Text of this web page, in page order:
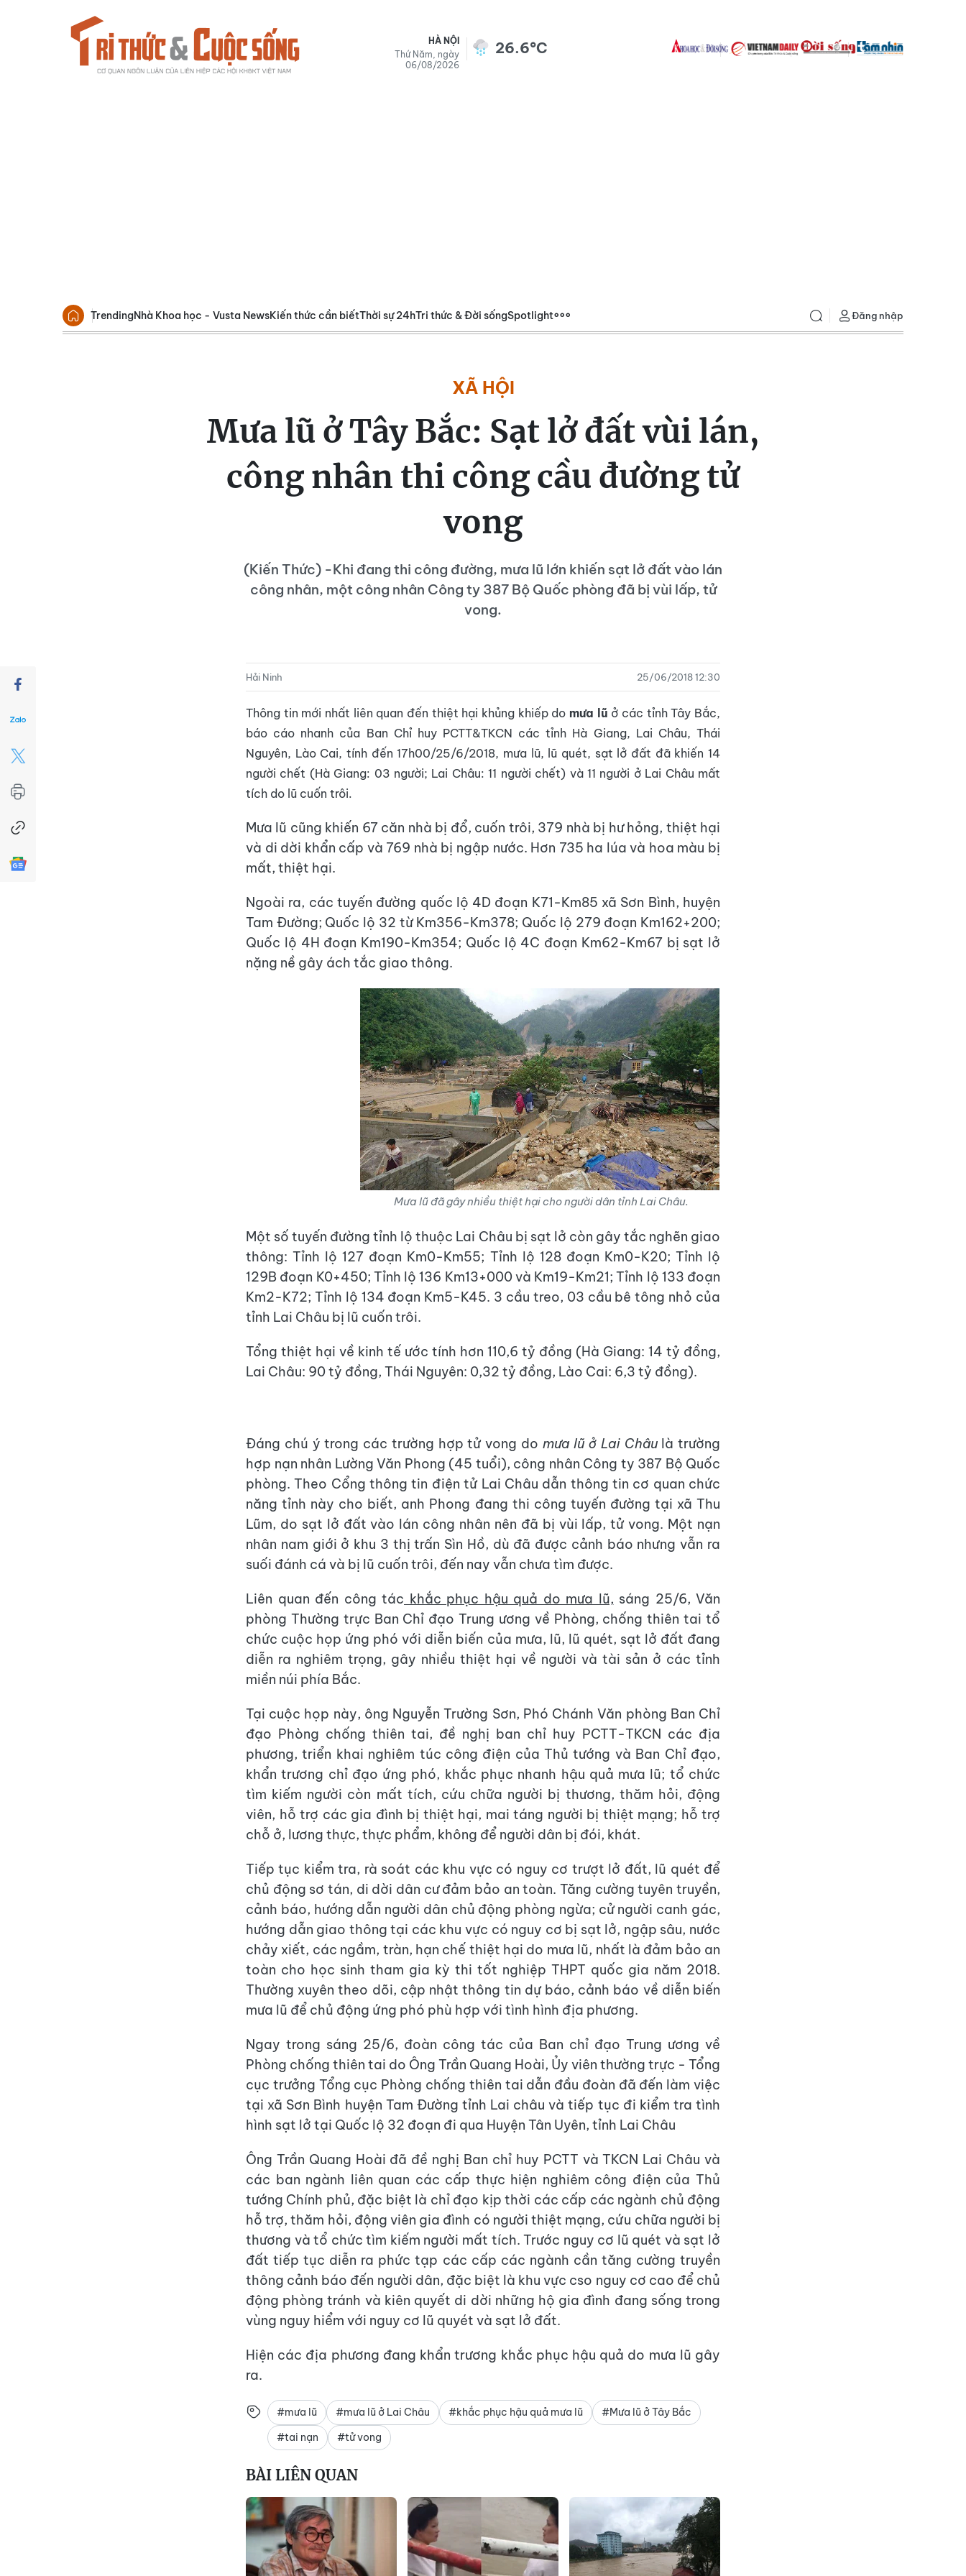
HÀ NỘI
Thứ Năm, ngày
06/08/2026
26.6°C
TrendingNhà Khoa học - Vusta NewsKiến thức cần biếtThời sự 24hTri thức & Đời sốngSpotlight Đăng nhập
XÃ HỘI
Mưa lũ ở Tây Bắc: Sạt lở đất vùi lán,
công nhân thi công cầu đường tử
vong
(Kiến Thức) -Khi đang thi công đường, mưa lũ lớn khiến sạt lở đất vào lán
công nhân, một công nhân Công ty 387 Bộ Quốc phòng đã bị vùi lấp, tử
vong.
Hải Ninh 25/06/2018 12:30
Thông tin mới nhất liên quan đến thiệt hại khủng khiếp do mưa lũ ở các tỉnh Tây Bắc,
báo cáo nhanh của Ban Chỉ huy PCTT&TKCN các tỉnh Hà Giang, Lai Châu, Thái
Nguyên, Lào Cai, tính đến 17h00/25/6/2018, mưa lũ, lũ quét, sạt lở đất đã khiến 14
người chết (Hà Giang: 03 người; Lai Châu: 11 người chết) và 11 người ở Lai Châu mất
tích do lũ cuốn trôi.
Mưa lũ cũng khiến 67 căn nhà bị đổ, cuốn trôi, 379 nhà bị hư hỏng, thiệt hại
và di dời khẩn cấp và 769 nhà bị ngập nước. Hơn 735 ha lúa và hoa màu bị
mất, thiệt hại.
Ngoài ra, các tuyến đường quốc lộ 4D đoạn K71-Km85 xã Sơn Bình, huyện
Tam Đường; Quốc lộ 32 từ Km356-Km378; Quốc lộ 279 đoạn Km162+200;
Quốc lộ 4H đoạn Km190-Km354; Quốc lộ 4C đoạn Km62-Km67 bị sạt lở
nặng nề gây ách tắc giao thông.
Mưa lũ đã gây nhiều thiệt hại cho người dân tỉnh Lai Châu.
Một số tuyến đường tỉnh lộ thuộc Lai Châu bị sạt lở còn gây tắc nghẽn giao
thông: Tỉnh lộ 127 đoạn Km0-Km55; Tỉnh lộ 128 đoạn Km0-K20; Tỉnh lộ
129B đoạn K0+450; Tỉnh lộ 136 Km13+000 và Km19-Km21; Tỉnh lộ 133 đoạn
Km2-K72; Tỉnh lộ 134 đoạn Km5-K45. 3 cầu treo, 03 cầu bê tông nhỏ của
tỉnh Lai Châu bị lũ cuốn trôi.
Tổng thiệt hại về kinh tế ước tính hơn 110,6 tỷ đồng (Hà Giang: 14 tỷ đồng,
Lai Châu: 90 tỷ đồng, Thái Nguyên: 0,32 tỷ đồng, Lào Cai: 6,3 tỷ đồng).
Đáng chú ý trong các trường hợp tử vong do mưa lũ ở Lai Châulà trường
hợp nạn nhân Lường Văn Phong (45 tuổi), công nhân Công ty 387 Bộ Quốc
phòng. Theo Cổng thông tin điện tử Lai Châu dẫn thông tin cơ quan chức
năng tỉnh này cho biết, anh Phong đang thi công tuyến đường tại xã Thu
Lũm, do sạt lở đất vào lán công nhân nên đã bị vùi lấp, tử vong. Một nạn
nhân nam giới ở khu 3 thị trấn Sìn Hồ, dù đã được cảnh báo nhưng vẫn ra
suối đánh cá và bị lũ cuốn trôi, đến nay vẫn chưa tìm được.
Liên quan đến công tác khắc phục hậu quả do mưa lũ, sáng 25/6, Văn
phòng Thường trực Ban Chỉ đạo Trung ương về Phòng, chống thiên tai tổ
chức cuộc họp ứng phó với diễn biến của mưa, lũ, lũ quét, sạt lở đất đang
diễn ra nghiêm trọng, gây nhiều thiệt hại về người và tài sản ở các tỉnh
miền núi phía Bắc.
Tại cuộc họp này, ông Nguyễn Trường Sơn, Phó Chánh Văn phòng Ban Chỉ
đạo Phòng chống thiên tai, đề nghị ban chỉ huy PCTT-TKCN các địa
phương, triển khai nghiêm túc công điện của Thủ tướng và Ban Chỉ đạo,
khẩn trương chỉ đạo ứng phó, khắc phục nhanh hậu quả mưa lũ; tổ chức
tìm kiếm người còn mất tích, cứu chữa người bị thương, thăm hỏi, động
viên, hỗ trợ các gia đình bị thiệt hại, mai táng người bị thiệt mạng; hỗ trợ
chỗ ở, lương thực, thực phẩm, không để người dân bị đói, khát.
Tiếp tục kiểm tra, rà soát các khu vực có nguy cơ trượt lở đất, lũ quét để
chủ động sơ tán, di dời dân cư đảm bảo an toàn. Tăng cường tuyên truyền,
cảnh báo, hướng dẫn người dân chủ động phòng ngừa; cử người canh gác,
hướng dẫn giao thông tại các khu vực có nguy cơ bị sạt lở, ngập sâu, nước
chảy xiết, các ngầm, tràn, hạn chế thiệt hại do mưa lũ, nhất là đảm bảo an
toàn cho học sinh tham gia kỳ thi tốt nghiệp THPT quốc gia năm 2018.
Thường xuyên theo dõi, cập nhật thông tin dự báo, cảnh báo về diễn biến
mưa lũ để chủ động ứng phó phù hợp với tình hình địa phương.
Ngay trong sáng 25/6, đoàn công tác của Ban chỉ đạo Trung ương về
Phòng chống thiên tai do Ông Trần Quang Hoài, Ủy viên thường trực - Tổng
cục trưởng Tổng cục Phòng chống thiên tai dẫn đầu đoàn đã đến làm việc
tại xã Sơn Bình huyện Tam Đường tỉnh Lai châu và tiếp tục đi kiểm tra tình
hình sạt lở tại Quốc lộ 32 đoạn đi qua Huyện Tân Uyên, tỉnh Lai Châu
Ông Trần Quang Hoài đã đề nghị Ban chỉ huy PCTT và TKCN Lai Châu và
các ban ngành liên quan các cấp thực hiện nghiêm công điện của Thủ
tướng Chính phủ, đặc biệt là chỉ đạo kịp thời các cấp các ngành chủ động
hỗ trợ, thăm hỏi, động viên gia đình có người thiệt mạng, cứu chữa người bị
thương và tổ chức tìm kiếm người mất tích. Trước nguy cơ lũ quét và sạt lở
đất tiếp tục diễn ra phức tạp các cấp các ngành cần tăng cường truyền
thông cảnh báo đến người dân, đặc biệt là khu vực cso nguy cơ cao để chủ
động phòng tránh và kiên quyết di dời những hộ gia đình đang sống trong
vùng nguy hiểm với nguy cơ lũ quyét và sạt lở đất.
Hiện các địa phương đang khẩn trương khắc phục hậu quả do mưa lũ gây
ra.
#mưa lũ #mưa lũ ở Lai Châu #khắc phục hậu quả mưa lũ
#Mưa lũ ở Tây Bắc
#tai nạn
#tử vong
BÀI LIÊN QUAN